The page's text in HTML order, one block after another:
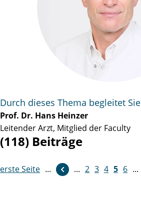
Durch dieses Thema begleitet Sie
Prof. Dr. Hans Heinzer
Leitender Arzt, Mitglied der Faculty
(118) Beiträge
erste Seite ... ... 2 3 4 5 6 ...
weiter